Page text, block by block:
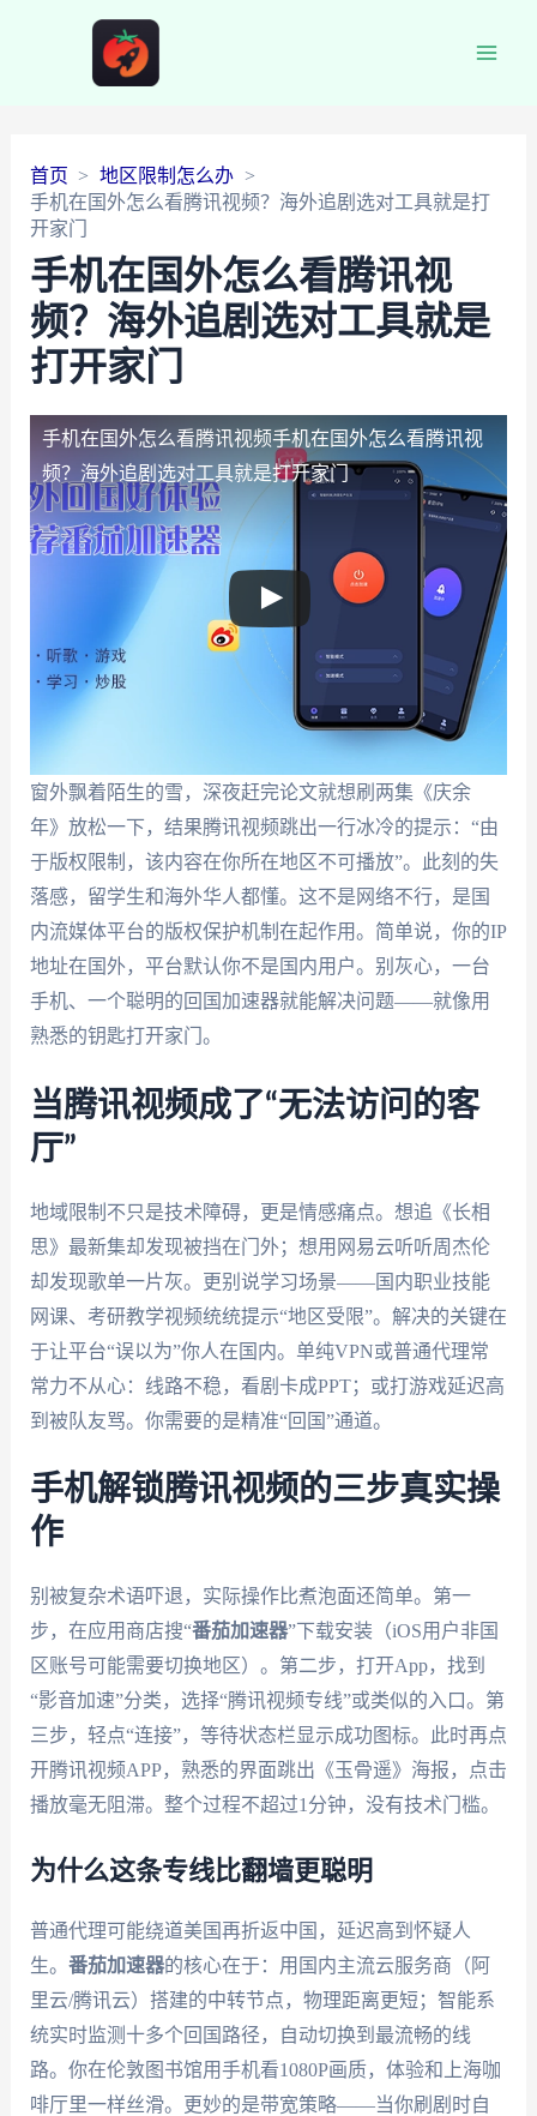
首页
地区限制怎么办
手机在国外怎么看腾讯视频？海外追剧选对工具就是打
开家门
手机在国外怎么看腾讯视
频？海外追剧选对工具就是
打开家门
手机在国外怎么看腾讯视频手机在国外怎么看腾讯视
频？海外追剧选对工具就是打开家门
窗外飘着陌生的雪，深夜赶完论文就想刷两集《庆余
年》放松一下，结果腾讯视频跳出一行冰冷的提示：“由
于版权限制，该内容在你所在地区不可播放”。此刻的失
落感，留学生和海外华人都懂。这不是网络不行，是国
内流媒体平台的版权保护机制在起作用。简单说，你的IP
地址在国外，平台默认你不是国内用户。别灰心，一台
手机、一个聪明的回国加速器就能解决问题——就像用
熟悉的钥匙打开家门。
当腾讯视频成了“无法访问的客
厅”
地域限制不只是技术障碍，更是情感痛点。想追《长相
思》最新集却发现被挡在门外；想用网易云听听周杰伦
却发现歌单一片灰。更别说学习场景——国内职业技能
网课、考研教学视频统统提示“地区受限”。解决的关键在
于让平台“误以为”你人在国内。单纯VPN或普通代理常
常力不从心：线路不稳，看剧卡成PPT；或打游戏延迟高
到被队友骂。你需要的是精准“回国”通道。
手机解锁腾讯视频的三步真实操
作
别被复杂术语吓退，实际操作比煮泡面还简单。第一
步，在应用商店搜“番茄加速器”下载安装（iOS用户非国
区账号可能需要切换地区）。第二步，打开App，找到
“影音加速”分类，选择“腾讯视频专线”或类似的入口。第
三步，轻点“连接”，等待状态栏显示成功图标。此时再点
开腾讯视频APP，熟悉的界面跳出《玉骨遥》海报，点击
播放毫无阻滞。整个过程不超过1分钟，没有技术门槛。
为什么这条专线比翻墙更聪明
普通代理可能绕道美国再折返中国，延迟高到怀疑人
生。 番茄加速器的核心在于：用国内主流云服务商（阿
里云/腾讯云）搭建的中转节点，物理距离更短；智能系
统实时监测十多个回国路径，自动切换到最流畅的线
路。你在伦敦图书馆用手机看1080P画质，体验和上海咖
啡厅里一样丝滑。更妙的是带宽策略——当你刷剧时自